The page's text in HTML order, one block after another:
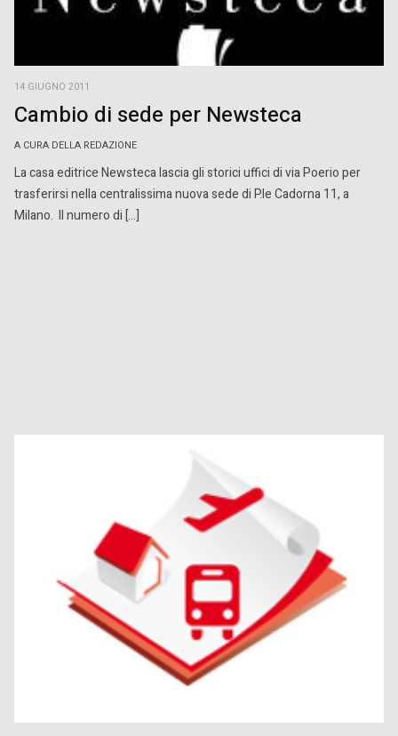
14 GIUGNO 2011
Cambio di sede per Newsteca
A CURA DELLA REDAZIONE
La casa editrice Newsteca lascia gli storici uffici di via Poerio per
trasferirsi nella centralissima nuova sede di P.le Cadorna 11, a
Milano. Il numero di […]